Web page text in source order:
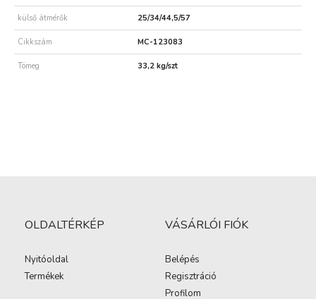
külső átmérők 25/34/44,5/57
Cikkszám MC-123083
Tömeg 33,2 kg/szt
OLDALTÉRKÉP
Nyitóoldal
Termékek
VÁSÁRLÓI FIÓK
Belépés
Regisztráció
Profilom